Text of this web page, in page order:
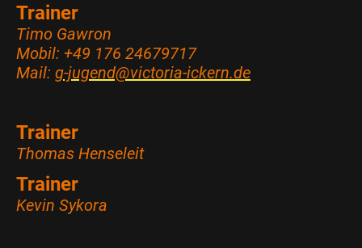
Trainer
Timo Gawron
Mobil: +49 176 24679717
Mail: g-jugend@victoria-ickern.de
Trainer
Thomas Henseleit
Trainer
Kevin Sykora